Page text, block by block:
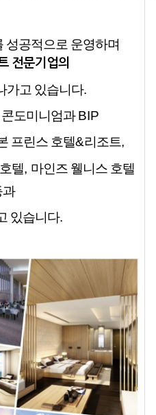
성공적으로 운영하며
전문기업의
가고 있습니다.
도미니엄과BIP
프린스 호텔&리조트,
텔, 마인즈 웰니스 호텔
과
있습니다.